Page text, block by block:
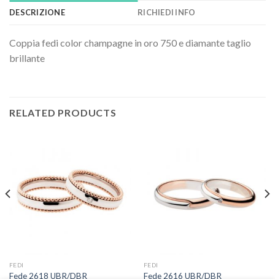
DESCRIZIONE RICHIEDI INFO
Coppia fedi color champagne in oro 750 e diamante taglio
brillante
RELATED PRODUCTS
FEDI
Fede 2618 UBR/DBR
FEDI
Fede 2616 UBR/DBR